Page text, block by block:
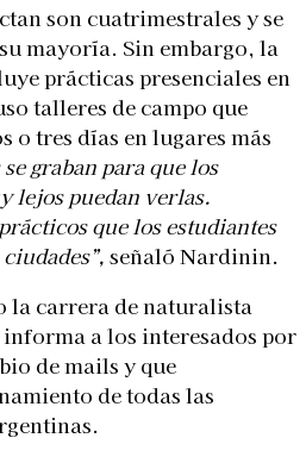
son cuatrimestrales y se
mayoría. Sin embargo, la
prácticas presenciales en
talleres de campo que
o tres días en lugares más
se graban para que los
lejos puedan verlas.
que los estudiantes
señaló Nardinin.
la carrera de naturalista
informa a los interesados por
de mails y que
de todas las